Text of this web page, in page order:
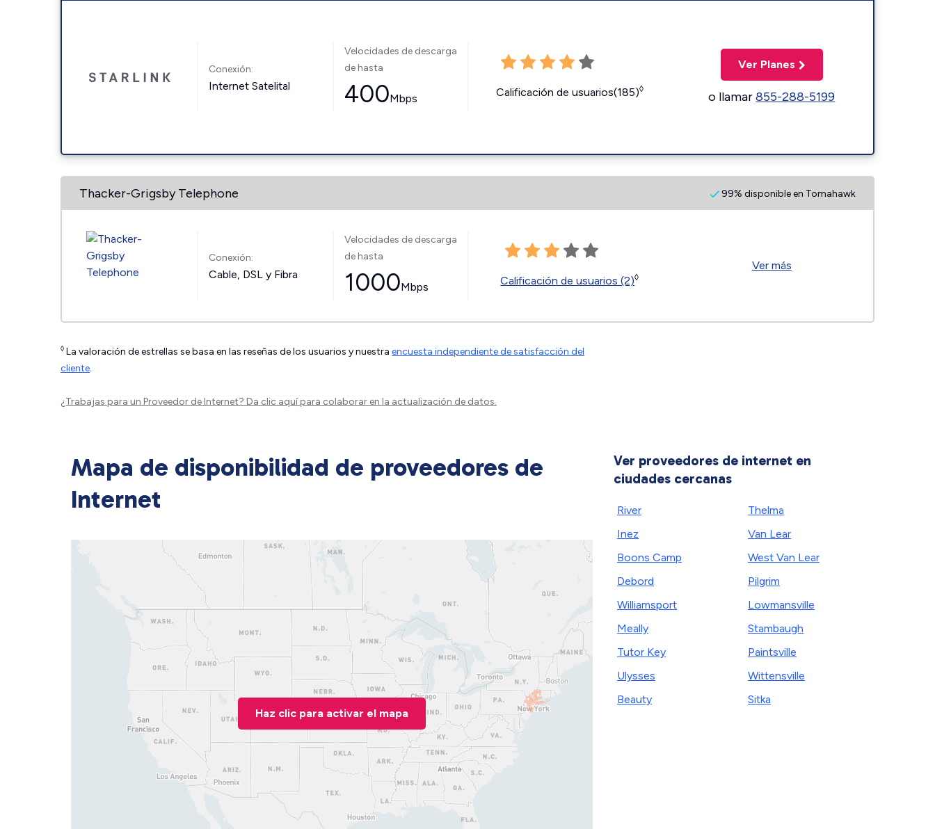
Conexión:
Internet Satelital
Velocidades de descarga
de hasta
400Mbps Calificación de usuarios(185)◊
Ver Planes
o llamar855-288-5199
Thacker-Grigsby Telephone 99% disponible en Tomahawk
Conexión:
Cable, DSL y Fibra
Velocidades de descarga
de hasta
1000Mbps Calificación de usuarios (2)◊
Ver más
◊ La valoración de estrellas se basa en las reseñas de los usuarios y nuestra encuesta independiente de satisfacción del
cliente.
¿Trabajas para un Proveedor de Internet? Da clic aquípara colaborar en la actualización de datos.
Mapa de disponibilidad de proveedores de
Internet
Haz clic para activar el mapa
Ver proveedores de internet en
ciudades cercanas
River
Inez
Boons Camp
Debord
Williamsport
Meally
Tutor Key
Ulysses
Beauty
Thelma
Van Lear
West Van Lear
Pilgrim
Lowmansville
Stambaugh
Paintsville
Wittensville
Sitka